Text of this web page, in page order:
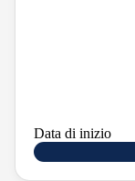
Data di inizio